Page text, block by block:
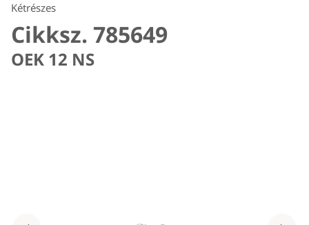
Kétrészes
Cikksz. 785649
OEK 12 NS